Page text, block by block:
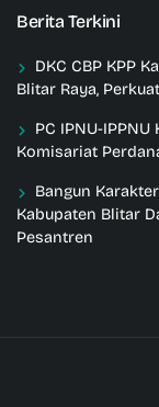
Berita Terkini
DKC CBP KPP
Blitar Raya,
PC IPNU-
Komisariat
Bangun
Kabupaten Blitar
Pesantren